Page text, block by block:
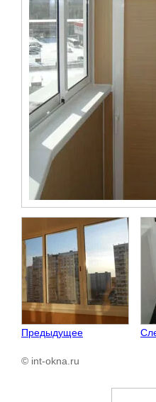
Предыдущее
© int-okna.ru